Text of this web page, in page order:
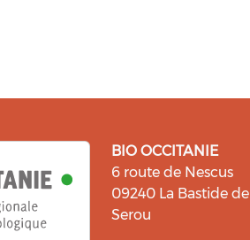
BIO OCCITANIE
6 route de Nescus
09240 La Bastide de
Serou